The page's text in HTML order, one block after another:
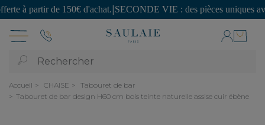
partir de 150€ d'achat.|SECONDE VIE : des pièces uniques avec
Rechercher
Accueil CHAISE
Tabouret de bar
Tabouret de bar design H60 cm bois teinte naturelle assise cuir ébène